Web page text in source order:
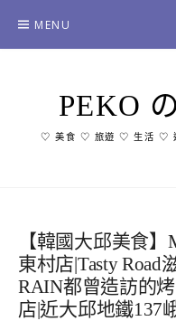
content
MENU
PEKO
♡ 美食 ♡ 旅遊 ♡ 生活 ♡ 邀
【韓國大邱美食】
東村店|Tasty Road
RAIN都曾造訪的
店|近大邱地鐵137